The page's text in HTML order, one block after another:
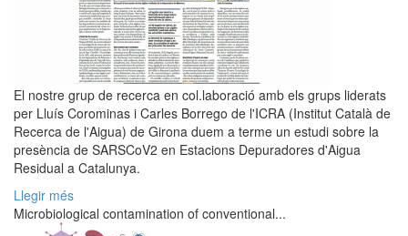
El nostre grup de recerca en col.laboració amb els grups liderats
per Lluís Corominas i Carles Borrego de l'ICRA (Institut Català de
Recerca de l'Aigua) de Girona duem a terme un estudi sobre la
presència de SARSCoV2 en Estacions Depuradores d'Aigua
Residual a Catalunya.
Llegir més
Microbiological contamination of conventional...